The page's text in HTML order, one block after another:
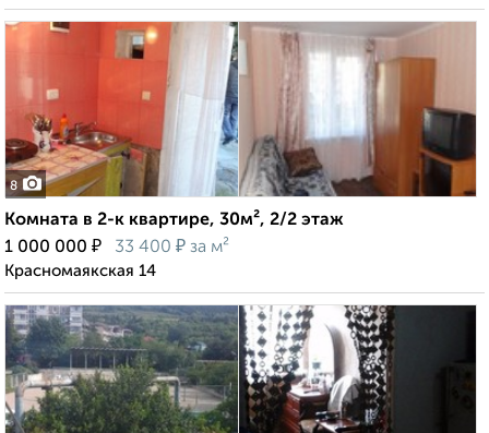
8
Комната в 2-к квартире, 30м², 2/2 этаж
1 000 000 ₽ 33 400 ₽ за м²
Красномаякская 14